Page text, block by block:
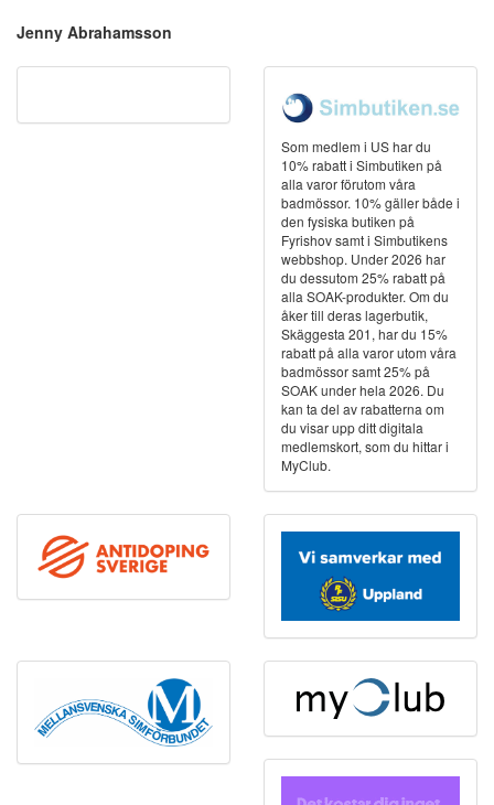
Jenny Abrahamsson
Som medlem i US har du
10% rabatt i Simbutiken på
alla varor förutom våra
badmössor. 10% gäller både i
den fysiska butiken på
Fyrishov samt i Simbutikens
webbshop. Under 2026 har
du dessutom 25% rabatt på
alla SOAK-produkter. Om du
åker till deras lagerbutik,
Skäggesta 201, har du 15%
rabatt på alla varor utom våra
badmössor samt 25% på
SOAK under hela 2026. Du
kan ta del av rabatterna om
du visar upp ditt digitala
medlemskort, som du hittar i
MyClub.